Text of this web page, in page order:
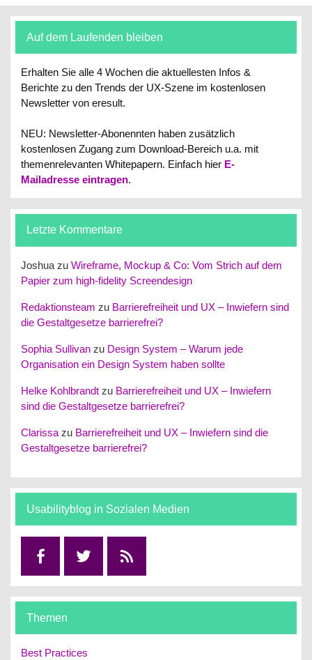
Auf dem Laufenden bleiben
Erhalten Sie alle 4 Wochen die aktuellesten Infos &
Berichte zu den Trends der UX-Szene im kostenlosen
Newsletter von eresult.
NEU: Newsletter-Abonennten haben zusätzlich
kostenlosen Zugang zum Download-Bereich u.a. mit
themenrelevanten Whitepapern. Einfach hier E-
Mailadresse eintragen.
Letzte Kommentare
Joshua zuWireframe, Mockup & Co: Vom Strich auf dem
Papier zum high-fidelity Screendesign
Redaktionsteam zu Barrierefreiheit und UX – Inwiefern sind
die Gestaltgesetze barrierefrei?
Sophia Sullivan zu Design System – Warum jede
Organisation ein Design System haben sollte
Helke Kohlbrandt zu Barrierefreiheit und UX – Inwiefern
sind die Gestaltgesetze barrierefrei?
Clarissa zu Barrierefreiheit und UX – Inwiefern sind die
Gestaltgesetze barrierefrei?
Usabilityblog in Sozialen Medien
Themen
Best Practices